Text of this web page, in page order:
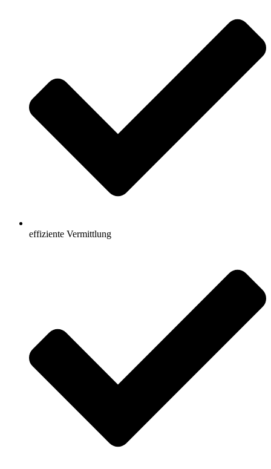
effiziente Vermittlung